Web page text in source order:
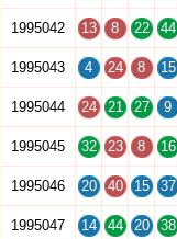
1995042 13 8 22 44
1995043 4 24 8 15
1995044 24 21 27 9
1995045 32 23 8 16
1995046 20 40 15 37
1995047 14 44 20 38